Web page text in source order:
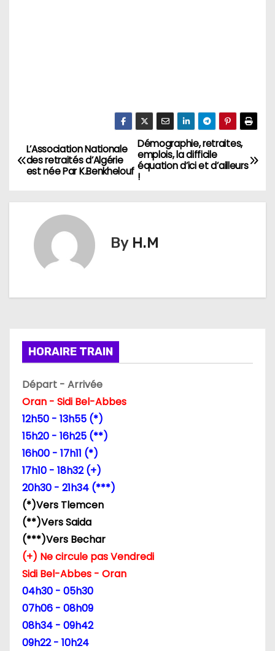
N
a
v
t
o
n
d
e
a
r
t
c
Démographie, retraites,
emplois, la difficile
équation d’ici et d’ailleurs
!
L’Association Nationale
des retraités d’Algérie
est née Par K.Benkhelouf
By H.M
HORAIRE TRAIN
Départ - Arrivée
Oran - Sidi Bel-Abbes
12h50 - 13h55 (*)
15h20 - 16h25 (**)
16h00 - 17h11 (*)
17h10 - 18h32 (+)
20h30 - 21h34 (***)
(*)Vers Tlemcen
(**)Vers Saida
(***)Vers Bechar
(+) Ne circule pas Vendredi
Sidi Bel-Abbes - Oran
04h30 - 05h30
07h06 - 08h09
08h34 - 09h42
09h22 - 10h24